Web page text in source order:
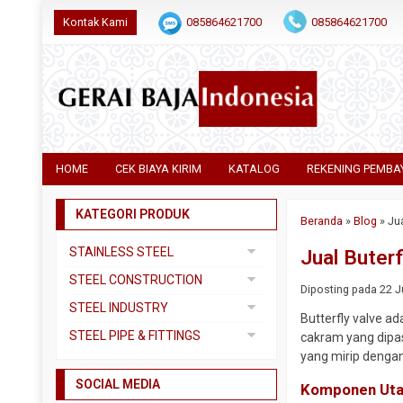
Kontak Kami 085864621700 085864621700
HOME CEK BIAYA KIRIM KATALOG REKENING
Beranda »Blog »
Jual
Diposting pada 22
Butterfly valve
cakram yang
yang mirip
Komponen
KATEGORI PRODUK
STAINLESS STEEL
Pipa SS304
Pipa SS310
Pipa SS316
Plat Bordes SS304
STEEL CONSTRUCTION
Besi Beton
Besi CNP
Besi UNP
STEEL INDUSTRY
Dual Plate
Plat A285 GR C
STEEL PIPE & FITTINGS
Ball Valve
SOCIAL MEDIA